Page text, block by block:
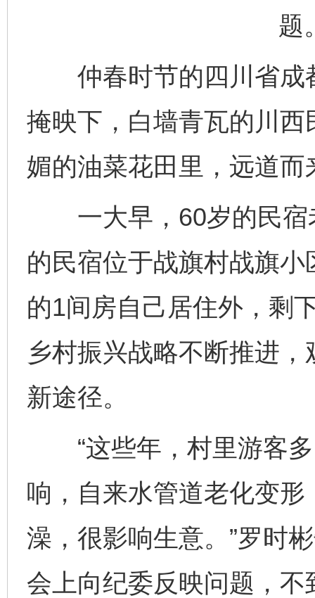
题
仲春时节的四川省成
掩映下，白墙青瓦的川
媚的油菜花田里，远道
一大早，60岁的民宿
的民宿位于战旗村战旗
的1间房自己居住外，剩
乡村振兴战略不断推进
新途径。
“这些年，村里游客多
响，自来水管道老化变
澡，很影响生意。”罗时
会上向纪委反映问题，